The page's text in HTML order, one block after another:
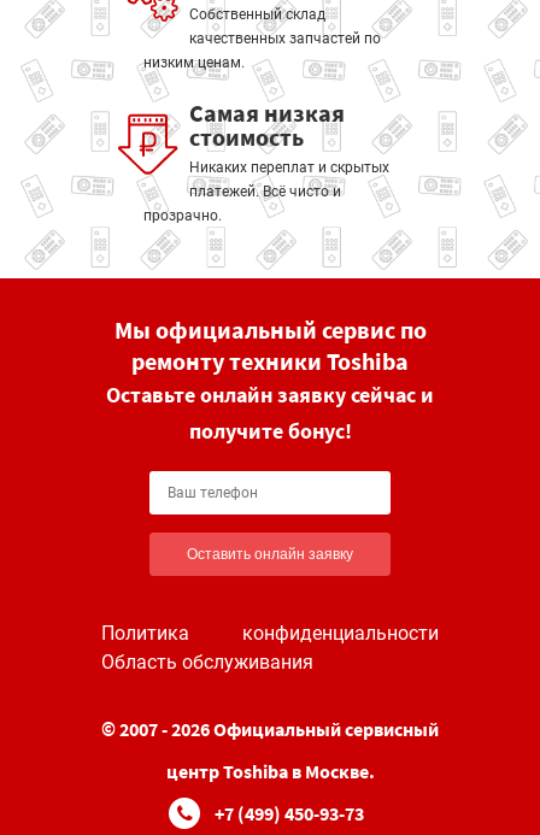
Собственный склад
качественных запчастей по
низким ценам.
Самая низкая
стоимость
Никаких переплат и скрытых
платежей. Всё чисто и
прозрачно.
Мы официальный сервис по
ремонту техники Toshiba
Оставьте онлайн заявку сейчас и
получите бонус!
Оставить онлайн заявку
Политика конфиденциальности
Область обслуживания
© 2007 - 2026 Официальный сервисный
центр Toshiba в Москве.
+7 (499) 450-93-73